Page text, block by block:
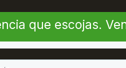
que escojas.